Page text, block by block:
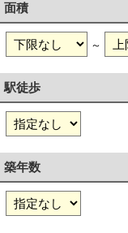
面積
～
駅徒歩
築年数